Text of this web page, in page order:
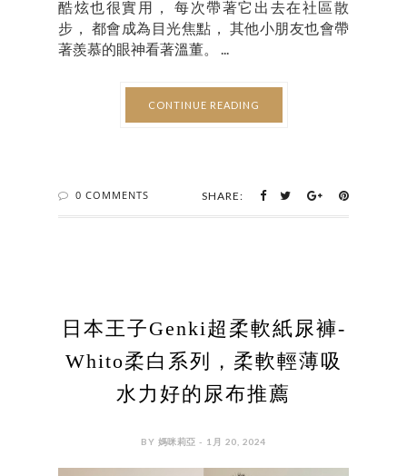
酷炫也很實用， 每次帶著它出去在社區散
步， 都會成為目光焦點， 其他小朋友也會帶
著羨慕的眼神看著溫董。 ...
CONTINUE READING
0 COMMENTS SHARE:
日本王子Genki超柔軟紙尿褲-
Whito柔白系列，柔軟輕薄吸
水力好的尿布推薦
BY 媽咪莉亞 - 1月 20, 2024